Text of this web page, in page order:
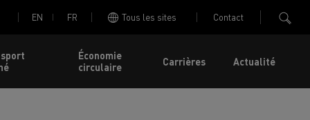
EN FR Tous les sites Contact
Économie
circulaire
Carrières Actualité